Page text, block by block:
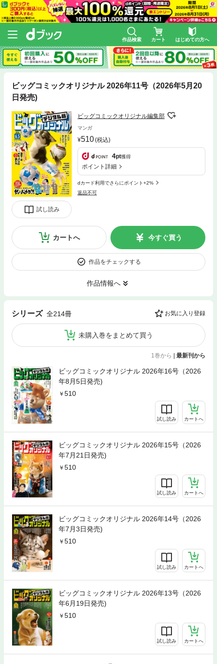
作品検索 カート はじめての方へ
ビッグコミックオリジナル 2026年11号（2026年5月20
日発売)
試し読み
ビッグコミックオリジナル編集部
マンガ
510(税込)
4pt獲得
ポイント詳細
dカード利用でさらにポイント+2%
返品不可
カートへ 今すぐ買う
作品をチェックする
作品情報へ
シリーズ 全214冊 お気に入り登録
未購入巻をまとめて買う
1巻から | 最新刊から
ビッグコミックオリジナル 2026年16号（2026
年8月5日発売)
510
試し読み カートへ
ビッグコミックオリジナル 2026年15号（2026
年7月21日発売)
510
試し読み カートへ
ビッグコミックオリジナル 2026年14号（2026
年7月3日発売)
510
試し読み カートへ
ビッグコミックオリジナル 2026年13号（2026
年6月19日発売)
510
試し読み カートへ